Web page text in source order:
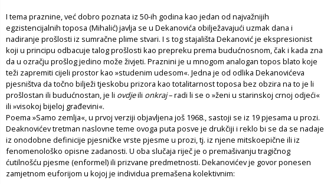
I tema praznine, već dobro poznata iz 50-ih godina kao jedan od najvažnijih
egzistencijalnih toposa (Mihalić) javlja se u Dekanovića obilježavajući uzmak dana i
nadiranje prošlosti iz sumračne plime stvari. I s tog stajališta Dekanović je ekspresionist
koji u principu odbacuje talog prošlosti kao prepreku prema budućnosnom, čak i kada zna
da u ozračju prošlog jedino može živjeti. Praznini je u mnogom analogan topos blato koje
teži zapremiti cijeli prostor kao »studenim udesom«. Jedna je od odlika Dekanovićeva
pjesništva da točno bilježi tjeskobu prizora kao totalitarnost toposa bez obzira na to je li
prošlostan ili budućnostan, je li ovdjeili onkraj– radi li se o »ženi u starinskoj crnoj odjeći«
ili »visokoj bijeloj građevini«.
Poema »Samo zemlja«, u prvoj verziji objavljena još 1968., sastoji se iz 19 pjesama u prozi.
Deaknovićev tretman naslovne teme ovoga puta posve je drukčiji i reklo bi se da se nadaje
iz onodobne definicije pjesničke vrste pjesme u prozi, tj. iz njene mitskoepične ili iz
fenomenološko opisne zadanosti. U oba slučaja riječ je o premašivanju tragičnog
ćutilnošću pjesme (enformel) ili prizvane predmetnosti. Dekanovićev je govor ponesen
zamjetnom euforijom u kojoj je individua premašena kolektivnim: